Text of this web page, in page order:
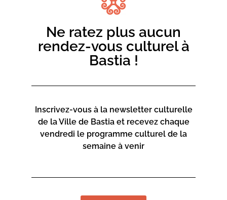
Ne ratez plus aucun
rendez-vous culturel à
Bastia !
Inscrivez-vous à la newsletter culturelle
de la Ville de Bastia et recevez chaque
vendredi le programme culturel de la
semaine à venir